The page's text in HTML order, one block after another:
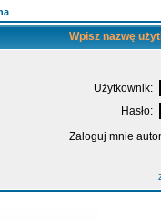
Wpisz nazwę
Użytkownik:
Hasło:
Zaloguj mnie